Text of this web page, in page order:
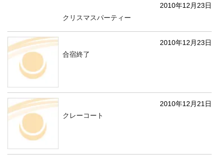
2010年12月23日
クリスマスパーティー
2010年12月23日
合宿終了
2010年12月21日
クレーコート